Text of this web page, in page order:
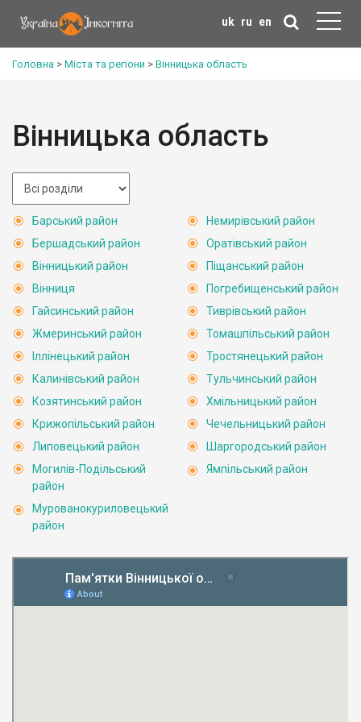
uk ru en
Головна > Міста та регіони > Вінницька область
Вінницька область
Барський район
Бершадський район
Вінницький район
Вінниця
Гайсинський район
Жмеринський район
Іллінецький район
Калинівський район
Козятинський район
Крижопільський район
Липовецький район
Могилів-Подільський
район
Мурованокуриловецький
район
Немирівський район
Оратівський район
Піщанський район
Погребищенський район
Тиврівський район
Томашпільський район
Тростянецький район
Тульчинський район
Хмільницький район
Чечельницький район
Шаргородський район
Ямпільський район